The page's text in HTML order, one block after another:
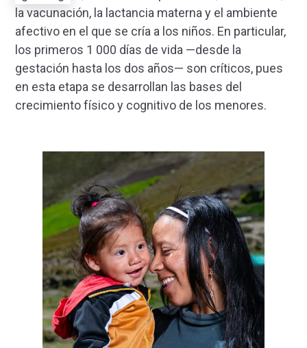
la vacunación, la lactancia materna y el ambiente
afectivo en el que se cría a los niños. En particular,
los primeros 1 000 días de vida —desde la
gestación hasta los dos años— son críticos, pues
en esta etapa se desarrollan las bases del
crecimiento físico y cognitivo de los menores.